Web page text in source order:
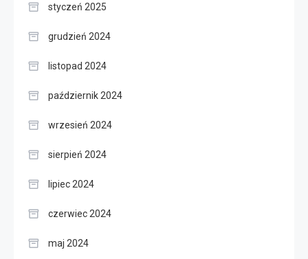
styczeń 2025
grudzień 2024
listopad 2024
październik 2024
wrzesień 2024
sierpień 2024
lipiec 2024
czerwiec 2024
maj 2024